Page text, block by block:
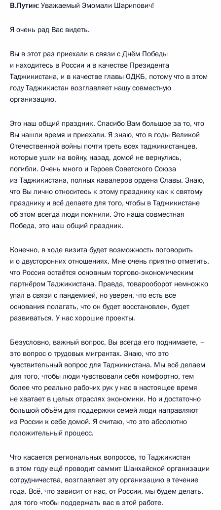
В.Путин: Уважаемый Эмомали Шарипович!
Я очень рад Вас видеть.
Вы в этот раз приехали в связи с Днём Победы
и находитесь в России и в качестве Президента
Таджикистана, и в качестве главы ОДКБ, потому что в этом
году Таджикистан возглавляет нашу совместную
организацию.
Это наш общий праздник. Спасибо Вам большое за то, что
Вы нашли время и приехали. Я знаю, что в годы Великой
Отечественной войны почти треть всех таджикистанцев,
которые ушли на войну, назад, домой не вернулись,
погибли. Очень много и Героев Советского Союза
из Таджикистана, полных кавалеров ордена Славы. Знаю,
что Вы лично относитесь к этому празднику как к святому
празднику и всё делаете для того, чтобы в Таджикистане
об этом всегда люди помнили. Это наша совместная
Победа, это наш общий праздник.
Конечно, в ходе визита будет возможность поговорить
и о двусторонних отношениях. Мне очень приятно отметить,
что Россия остаётся основным торгово-экономическим
партнёром Таджикистана. Правда, товарооборот немножко
упал в связи с пандемией, но уверен, что есть все
основания полагать, что он будет восстановлен, будет
развиваться. У нас хорошие проекты.
Безусловно, важный вопрос, Вы всегда его поднимаете, –
это вопрос о трудовых мигрантах. Знаю, что это
чувствительный вопрос для Таджикистана. Мы всё делаем
для того, чтобы люди чувствовали себя комфортно, тем
более что реально рабочих рук у нас в настоящее время
не хватает в целых отраслях экономики. Но и достаточно
большой объём для поддержки семей люди направляют
из России к себе домой. Я считаю, что это абсолютно
положительный процесс.
Что касается региональных вопросов, то Таджикистан
в этом году ещё проводит саммит Шанхайской организации
сотрудничества, возглавляет эту организацию в течение
года. Всё, что зависит от нас, от России, мы будем делать,
для того чтобы поддержать вас в этой работе.